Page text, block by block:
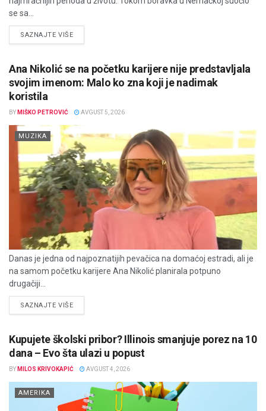
se sa...
SAZNAJTE VIŠEDETAILS
Ana Nikolić se na početku karijere nije predstavljala
svojim imenom: Malo ko zna koji je nadimak
koristila
BY MIŠKO PETROVIĆ AVGUST 5, 2026
MUZIKA
Danas je jedna od najpoznatijih pevačica na domaćoj estradi, ali je
na samom početku karijere Ana Nikolić planirala potpuno
drugačiji...
SAZNAJTE VIŠEDETAILS
Kupujete školski pribor? Illinois smanjuje porez na 10
dana – Evo šta ulazi u popust
BY MILOS KRIVOKAPIĆ AVGUST 4, 2026
AMERIKA